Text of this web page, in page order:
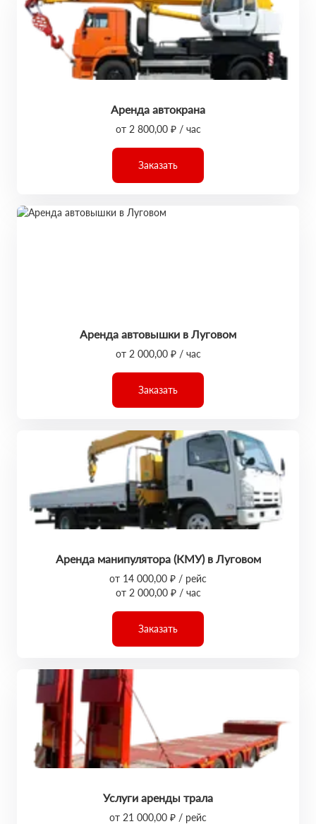
Аренда автокрана
от 2 800,00 ₽ / час
Заказать
Аренда автовышки в Луговом
от 2 000,00 ₽ / час
Заказать
Аренда манипулятора (КМУ) в Луговом
от 14 000,00 ₽ / рейс
от 2 000,00 ₽ / час
Заказать
Услуги аренды трала
от 21 000,00 ₽ / рейс